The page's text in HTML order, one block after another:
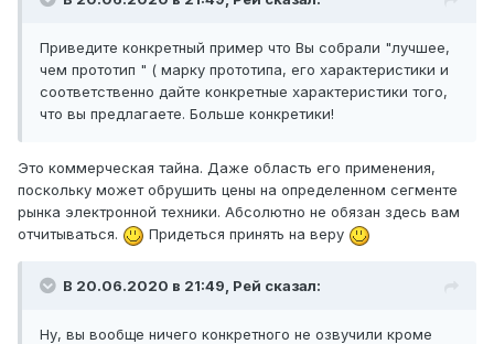
Приведите конкретный пример что Вы собрали "лучшее,
чем прототип " ( марку прототипа, его характеристики и
соответственно дайте конкретные характеристики того,
что вы предлагаете. Больше конкретики!
Это коммерческая тайна. Даже область его применения,
поскольку может обрушить цены на определенном сегменте
рынка электронной техники. Абсолютно не обязан здесь вам
отчитываться.
Придеться принять на веру
В 20.06.2020 в 21:49, Рей сказал:
Ну, вы вообще ничего конкретного не озвучили кроме